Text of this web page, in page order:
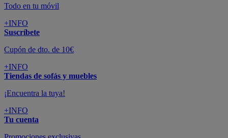
Todo en tu móvil
+INFO
Suscríbete
Cupón de dto. de 10€
+INFO
Tiendas de sofás y muebles
¡Encuentra la tuya!
+INFO
Tu cuenta